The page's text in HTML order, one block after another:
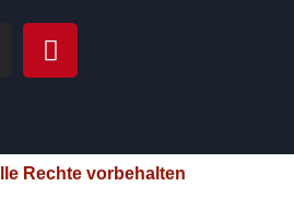
Rechte vorbehalten